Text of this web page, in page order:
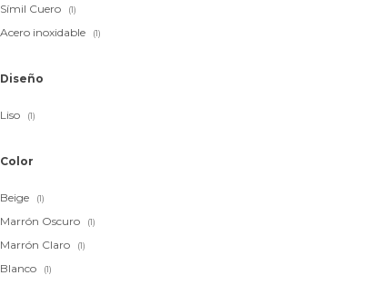
Símil Cuero (1)
Acero inoxidable (1)
Diseño
Liso (1)
Color
Beige (1)
Marrón Oscuro (1)
Marrón Claro (1)
Blanco (1)